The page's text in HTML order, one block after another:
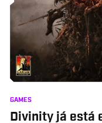
GAMES
Divinity já está